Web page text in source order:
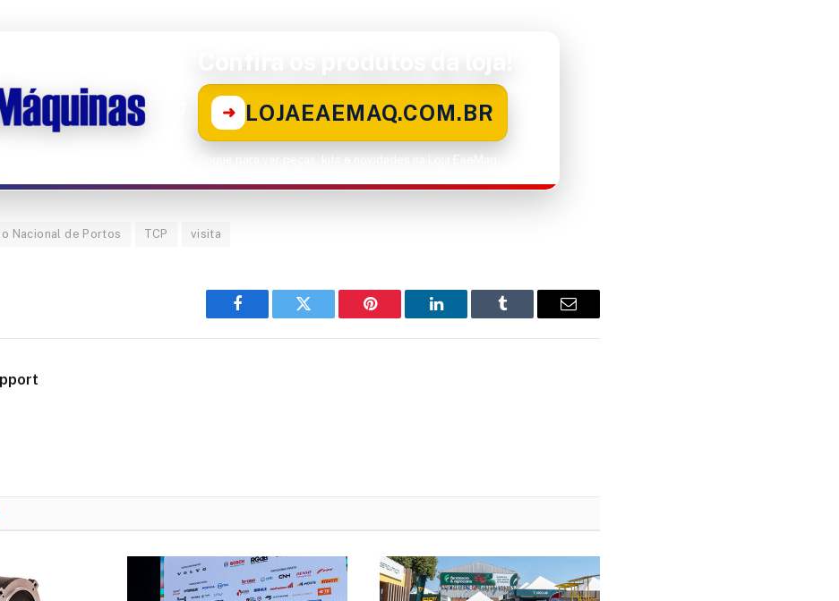
➜ LOJAEAEMAQ.COM.BR
Nacional de Portos TCP visita
Facebook Twitter Pinterest LinkedIn Tumblr Email